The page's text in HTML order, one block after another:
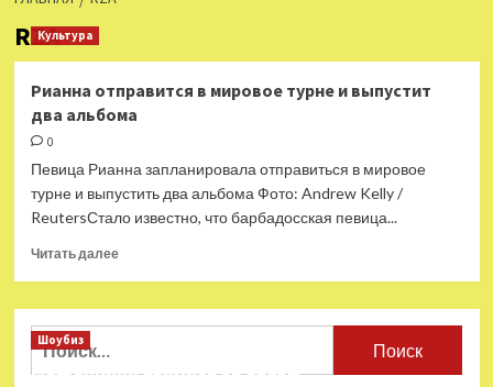
RZAКультура
Рианна отправится в мировое турне и выпустит
два альбома
0
Певица Рианна запланировала отправиться в мировое
турне и выпустить два альбома Фото: Andrew Kelly /
ReutersСтало известно, что барбадосская певица...
Читать далееПрочитать
Рианна
мировое
Найти:
Шоубиз
Мошенники взялись за звезд